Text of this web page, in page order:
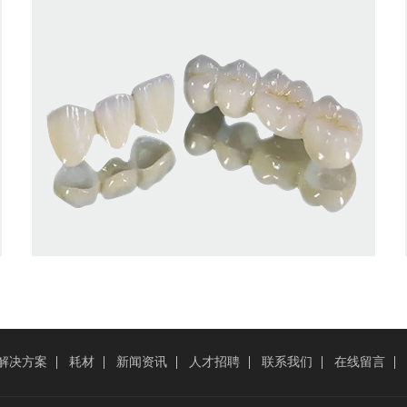
决方案 耗材 新闻资讯 人才招聘 联系我们 在线留言